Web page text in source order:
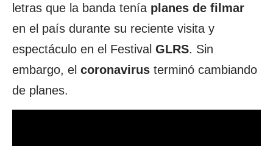
letras que la banda tenía planes de filmar
en el país durante su reciente visita y
espectáculo en el Festival GLRS. Sin
embargo, el coronavirus terminó cambiando
de planes.